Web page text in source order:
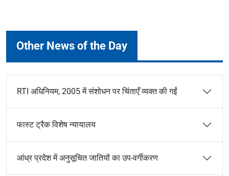
Other News of the Day
RTI अधिनियम, 2005 में संशोधन पर चिंताएँ व्यक्त की गईं
फास्ट ट्रैक विशेष न्यायालय
आंध्र प्रदेश में अनुसूचित जातियों का उप-वर्गीकरण